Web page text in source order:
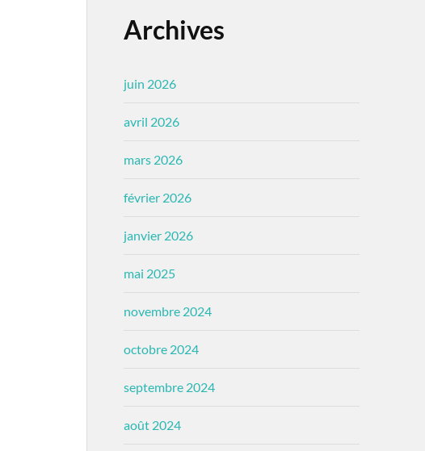
Archives
juin 2026
avril 2026
mars 2026
février 2026
janvier 2026
mai 2025
novembre 2024
octobre 2024
septembre 2024
août 2024